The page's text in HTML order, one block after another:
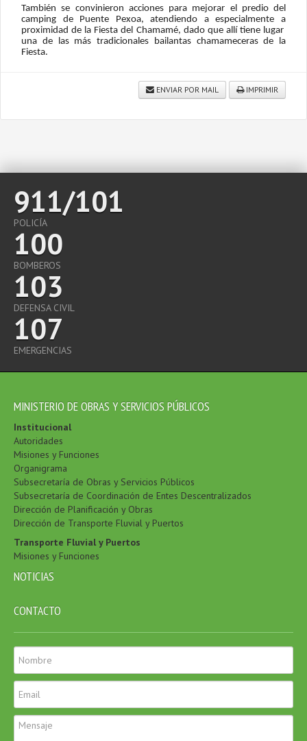
También se convinieron acciones para mejorar el predio del
camping de Puente Pexoa, atendiendo a especialmente a
proximidad de la Fiesta del Chamamé, dado que allí tiene lugar
una de las más tradicionales bailantas chamameceras de la
Fiesta.
ENVIAR POR MAIL IMPRIMIR
911/101
POLICÍA
100
BOMBEROS
103
DEFENSA CIVIL
107
EMERGENCIAS
MINISTERIO DE OBRAS Y SERVICIOS PÚBLICOS
Institucional
Autoridades
Misiones y Funciones
Organigrama
Subsecretaría de Obras y Servicios Públicos
Subsecretaría de Coordinación de Entes Descentralizados
Dirección de Planificación y Obras
Dirección de Transporte Fluvial y Puertos
Transporte Fluvial y Puertos
Misiones y Funciones
NOTICIAS
CONTACTO